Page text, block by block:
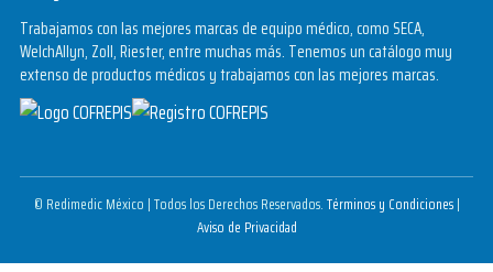
Trabajamos con las mejores marcas de equipo médico, como SECA,
WelchAllyn, Zoll, Riester, entre muchas más. Tenemos un catálogo muy
extenso de productos médicos y trabajamos con las mejores marcas.
© Redimedic México | Todos los Derechos Reservados.Términos y Condiciones|
Aviso de Privacidad